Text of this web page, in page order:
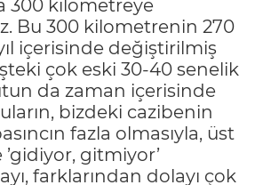
300 kilometreye
Bu 300 kilometrenin 270
içerisinde değiştirilmiş
çok eski 30-40 senelik
da zaman içerisinde
bizdeki cazibenin
fazla olmasıyla, üst
gitmiyor’
farklarından dolayı çok